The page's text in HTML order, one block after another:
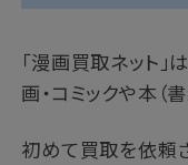
「漫画買取ネット」
画・コミックや本（
初めて買取を依頼